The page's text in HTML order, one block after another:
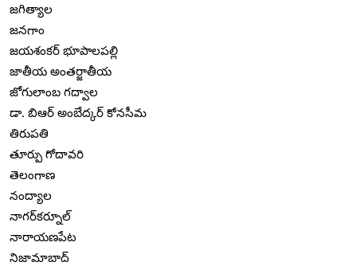
జగిత్యాల
జనగాం
జయశంకర్ భూపాలపల్లి
జాతీయ అంతర్జాతీయ
జోగులాంబ గద్వాల
డా. బిఆర్ అంబేద్కర్ కోనసీమ
తిరుపతి
తూర్పు గోదావరి
తెలంగాణ
నంద్యాల
నాగర్‌కర్నూల్
నారాయణపేట
నిజామాబాద్